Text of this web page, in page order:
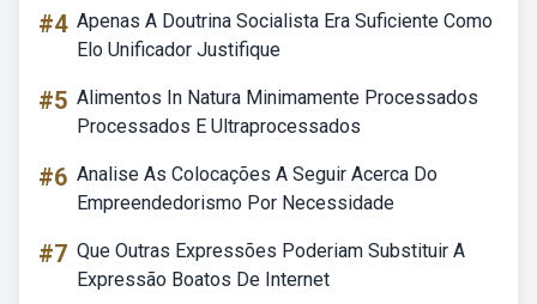
#4 Apenas A Doutrina Socialista Era Suficiente Como
Elo Unificador Justifique
#5 Alimentos In Natura Minimamente Processados
Processados E Ultraprocessados
#6 Analise As Colocações A Seguir Acerca Do
Empreendedorismo Por Necessidade
#7 Que Outras Expressões Poderiam Substituir A
Expressão Boatos De Internet